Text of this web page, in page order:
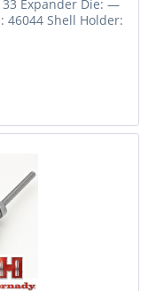
Expander Die: —
46044 Shell Holder: